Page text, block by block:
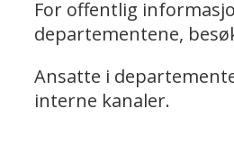
For offentlig
departementene,
Ansatte i
interne kanaler.